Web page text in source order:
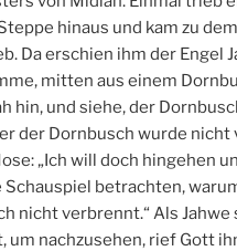
hinaus und kam zu
Da erschien ihm der Engel
mitten aus einem
hin, und siehe, der
der Dornbusch wurde nicht
„Ich will doch hingehen
Schauspiel betrachten,
nicht verbrennt.“ Als Jahwe
um nachzusehen, rief Gott